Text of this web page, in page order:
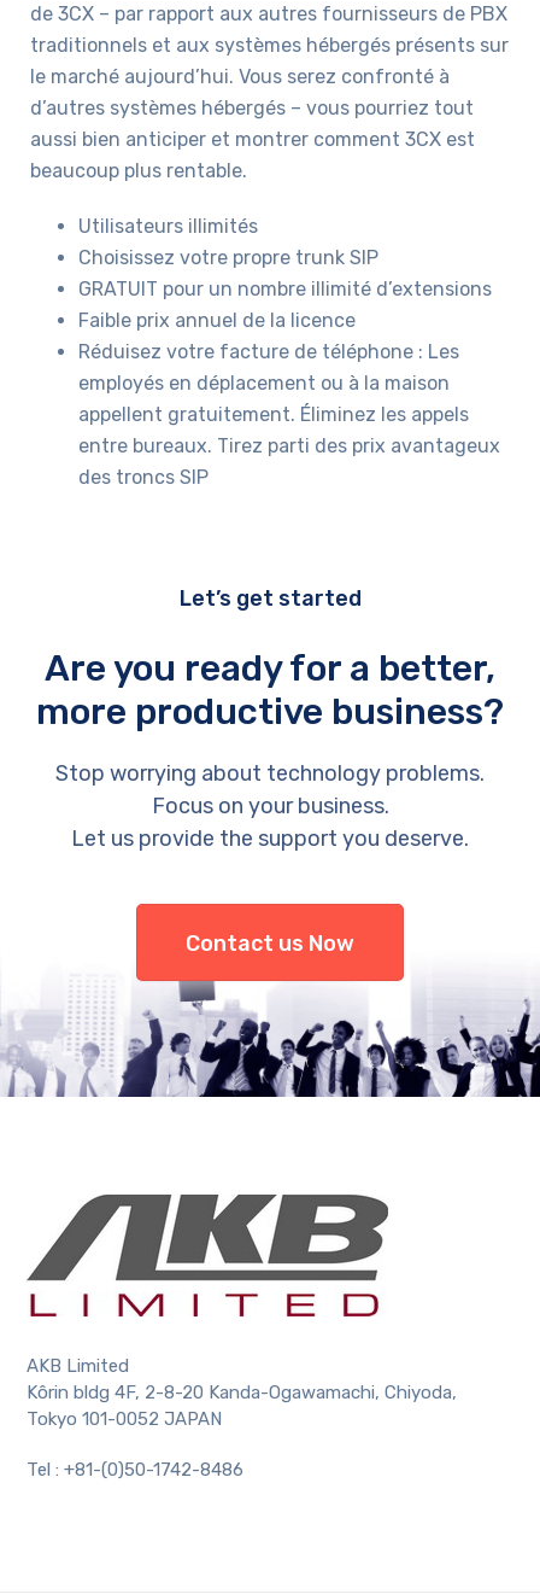
de 3CX – par rapport aux autres fournisseurs de PBX
traditionnels et aux systèmes hébergés présents sur
le marché aujourd’hui. Vous serez confronté à
d’autres systèmes hébergés – vous pourriez tout
aussi bien anticiper et montrer comment 3CX est
beaucoup plus rentable.
Utilisateurs illimités
Choisissez votre propre trunk SIP
GRATUIT pour un nombre illimité d’extensions
Faible prix annuel de la licence
Réduisez votre facture de téléphone : Les
employés en déplacement ou à la maison
appellent gratuitement. Éliminez les appels
entre bureaux. Tirez parti des prix avantageux
des troncs SIP
Let’s get started
Are you ready for a better,
more productive business?
Stop worrying about technology problems.
Focus on your business.
Let us provide the support you deserve.
Contact us Now
AKB Limited
Kôrin bldg 4F, 2-8-20 Kanda-Ogawamachi, Chiyoda,
Tokyo 101-0052 JAPAN
Tel : +81-(0)50-1742-8486